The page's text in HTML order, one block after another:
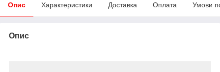
Опис Характеристики Доставка Оплата Умови
Опис